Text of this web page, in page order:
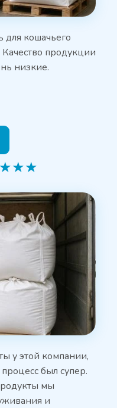
для кошачьего
Качество продукции
низкие.
★★★
у этой компании,
процесс был супер.
мы
и